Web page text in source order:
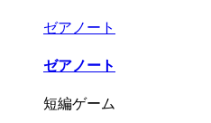
ゼアノート
ゼアノート
短編ゲーム